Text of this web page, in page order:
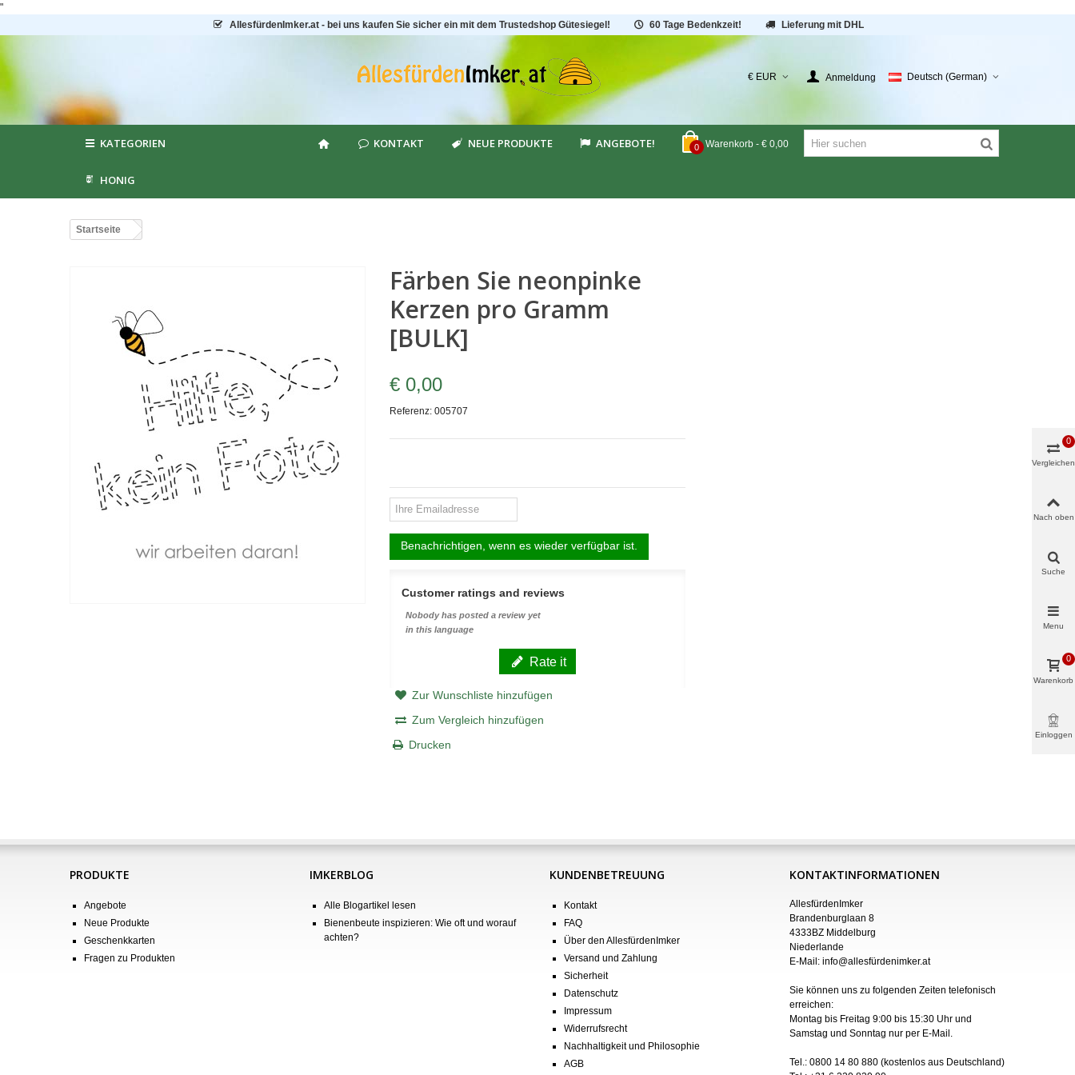
"
AllesfürdenImker.at - bei uns kaufen Sie sicher ein mit dem Trustedshop Gütesiegel!
60 Tage Bedenkzeit! Lieferung mit DHL
€ EUR Anmeldung Deutsch (German)
0 Warenkorb - € 0,00
KATEGORIEN KONTAKT NEUE PRODUKTE ANGEBOTE!
HONIG
Startseite
Färben Sie neonpinke
Kerzen pro Gramm
[BULK]
€ 0,00
Referenz: 005707
Benachrichtigen, wenn es wieder verfügbar ist.
Customer ratings and reviews
Nobody has posted a review yet
in this language
Rate it
Zur Wunschliste hinzufügen
Zum Vergleich hinzufügen
Drucken
PRODUKTE
Angebote
Neue Produkte
Geschenkkarten
Fragen zu Produkten
IMKERBLOG
Alle Blogartikel lesen
Bienenbeute inspizieren: Wie oft und worauf
achten?
KUNDENBETREUUNG
Kontakt
FAQ
Über den AllesfürdenImker
Versand und Zahlung
Sicherheit
Datenschutz
Impressum
Widerrufsrecht
Nachhaltigkeit und Philosophie
AGB
KONTAKTINFORMATIONEN
AllesfürdenImker
Brandenburglaan 8
4333BZ Middelburg
Niederlande
E-Mail: info@allesfürdenimker.at
Sie können uns zu folgenden Zeiten telefonisch
erreichen:
Montag bis Freitag 9:00 bis 15:30 Uhr und
Samstag und Sonntag nur per E-Mail .
Tel.: 0800 14 80 880 (kostenlos aus Deutschland)
Vergleichen
0
Nach oben
Suche
Menu
Warenkorb
0
Einloggen